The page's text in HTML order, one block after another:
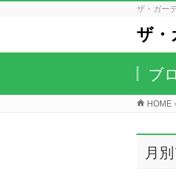
ザ・ガー
ザ・
ブ
HOME
月